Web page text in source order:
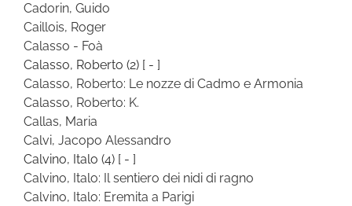
Cadorin, Guido
Caillois, Roger
Calasso - Foà
Calasso, Roberto (2) [ - ]
Calasso, Roberto: Le nozze di Cadmo e Armonia
Calasso, Roberto: K.
Callas, Maria
Calvi, Jacopo Alessandro
Calvino, Italo (4) [ - ]
Calvino, Italo: Il sentiero dei nidi di ragno
Calvino, Italo: Eremita a Parigi